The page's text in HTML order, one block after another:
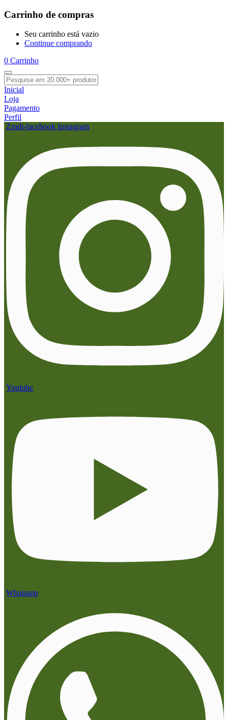
Carrinho de compras
Seu carrinho está vazio
Continue comprando
0 Carrinho
Inicial
Loja
Pagamento
Perfil
Zmdi-facebook Instagram
Youtube
Whatsapp